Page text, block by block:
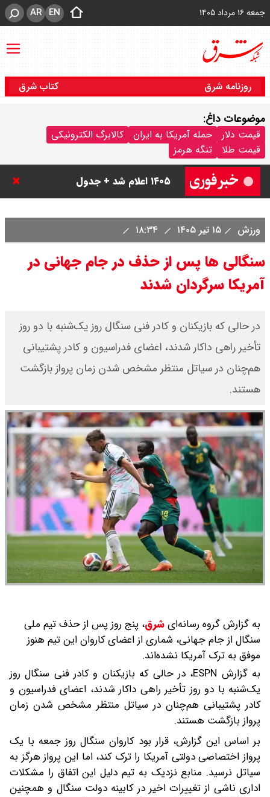
جمعه ۱۶ مرداد ۱۴۰۵ EN
AR
روزنامه شرق کتاب شرق
موضوعات داغ:
قیمت دلار حمله آمریکا به ایران
کالابرگ الکترونیکی
قیمت طلا
تنگه هرمز
۱۴۰۵ اعلام شد + جدول
۱۴۰۵ اعلام شد/ کاهش قیمت سکه
قیمت طلا ۲۴ عیار امروز جمعه ۱۶ مرداد
۱۴۰۵/ صعود طلا ادامه‌دار شد
۱۴۰۵ اعلام شد/ طلا بر مدار صعود
قیمت نفت امروز جمعه ۱۶ مرداد ۱۴۰۵
ورزش ۱۵ تیر ۱۴۰۵
سنگالی ها پس از حذف در جام جهانی در
آمریکا سرگردان شدند
در حالی که بازیکنان و کادر فنی سنگال روز یک‌شنبه با دو روز
تأخیر راهی داکار شدند، اعضای فدراسیون و کادر پشتیبانی
هم‌چنان در سیاتل منتظر مشخص شدن زمان پرواز بازگشت
هستند.
به گزارش گروه رسانه‌ایشرق، پنج روز پس از حذف تیم ملی
سنگال از جام جهانی، شماری از اعضای کاروان این تیم هنوز
موفق به ترک آمریکا نشده‌اند.
به گزارش ESPN، در حالی که بازیکنان و کادر فنی سنگال روز
یک‌شنبه با دو روز تأخیر راهی داکار شدند، اعضای فدراسیون و
کادر پشتیبانی هم‌چنان در سیاتل منتظر مشخص شدن زمان
پرواز بازگشت هستند.
بر اساس این گزارش، قرار بود کاروان سنگال روز جمعه با یک
پرواز اختصاصی دولتی آمریکا را ترک کند، اما این پرواز هرگز به
سیاتل نرسید. منابع نزدیک به تیم دلیل این اتفاق را مشکلات
اداری ناشی از تغییرات اخیر در کابینه دولت سنگال و همچنین